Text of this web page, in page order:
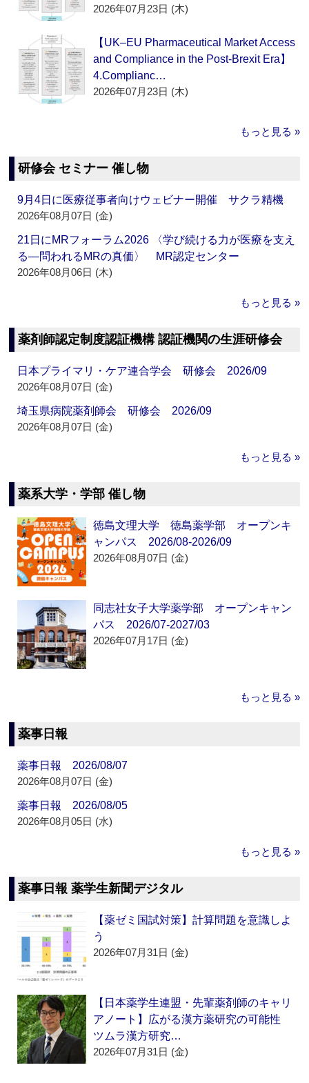
2026年07月23日 (木)
【UK–EU Pharmaceutical Market Access
and Compliance in the Post-Brexit Era】
4.Complianc…
2026年07月23日 (木)
もっと見る »
研修会 セミナー 催し物
9月4日に医療従事者向けウェビナー開催 サクラ精機
2026年08月07日 (金)
21日にMRフォーラム2026 〈学び続ける力が医療を支え
る―問われるMRの真価〉 MR認定センター
2026年08月06日 (木)
もっと見る »
薬剤師認定制度認証機構 認証機関の生涯研修会
日本プライマリ・ケア連合学会 研修会 2026/09
2026年08月07日 (金)
埼玉県病院薬剤師会 研修会 2026/09
2026年08月07日 (金)
もっと見る »
薬系大学・学部 催し物
徳島文理大学 徳島薬学部 オープンキ
ャンパス 2026/08-2026/09
2026年08月07日 (金)
同志社女子大学薬学部 オープンキャン
パス 2026/07-2027/03
2026年07月17日 (金)
もっと見る »
薬事日報
薬事日報 2026/08/07
2026年08月07日 (金)
薬事日報 2026/08/05
2026年08月05日 (水)
もっと見る »
薬事日報 薬学生新聞デジタル
【薬ゼミ国試対策】計算問題を意識しよ
う
2026年07月31日 (金)
【日本薬学生連盟・先輩薬剤師のキャリ
アノート】広がる漢方薬研究の可能性
ツムラ漢方研究…
2026年07月31日 (金)